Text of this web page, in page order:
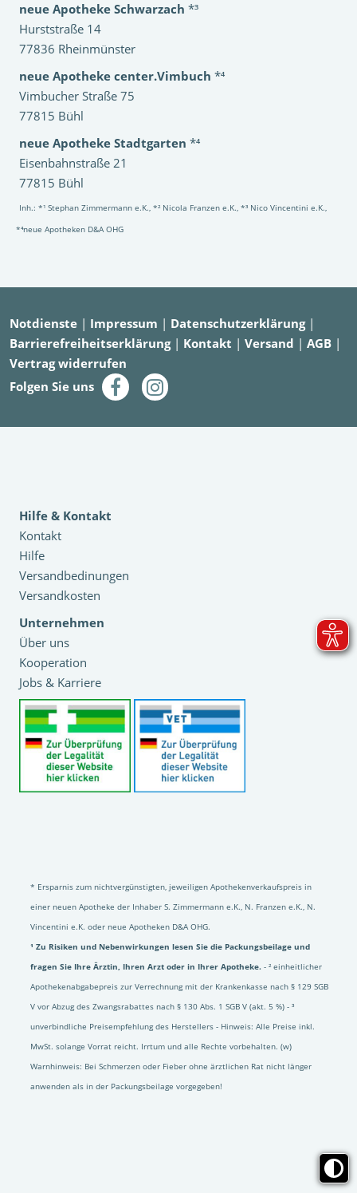
neue Apotheke Schwarzach *³
Hurststraße 14
77836 Rheinmünster
neue Apotheke center.Vimbuch *⁴
Vimbucher Straße 75
77815 Bühl
neue Apotheke Stadtgarten *⁴
Eisenbahnstraße 21
77815 Bühl
Inh.: *¹ Stephan Zimmermann e.K., *² Nicola Franzen e.K., *³ Nico Vincentini e.K.,
*⁴neue Apotheken D&A OHG
Notdienste | Impressum | Datenschutzerklärung|
Barrierefreiheitserklärung| Kontakt | Versand | AGB |
Vertrag widerrufen
Folgen Sie uns
Hilfe & Kontakt
Kontakt
Hilfe
Versandbedinungen
Versandkosten
Unternehmen
Über uns
Kooperation
Jobs & Karriere
* Ersparnis zum nichtvergünstigten, jeweiligen Apothekenverkaufspreis in
einer neuen Apotheke der Inhaber S. Zimmermann e.K., N. Franzen e.K., N.
Vincentini e.K. oder neue Apotheken D&A OHG.
¹ Zu Risiken und Nebenwirkungen lesen Sie die Packungsbeilage und
fragen Sie Ihre Ärztin, Ihren Arzt oder in Ihrer Apotheke. - ² einheitlicher
Apothekenabgabepreis zur Verrechnung mit der Krankenkasse nach § 129 SGB
V vor Abzug des Zwangsrabattes nach § 130 Abs. 1 SGB V (akt. 5 %) - ³
unverbindliche Preisempfehlung des Herstellers - Hinweis: Alle Preise inkl.
MwSt. solange Vorrat reicht. Irrtum und alle Rechte vorbehalten. (w)
Warnhinweis: Bei Schmerzen oder Fieber ohne ärztlichen Rat nicht länger
anwenden als in der Packungsbeilage vorgegeben!